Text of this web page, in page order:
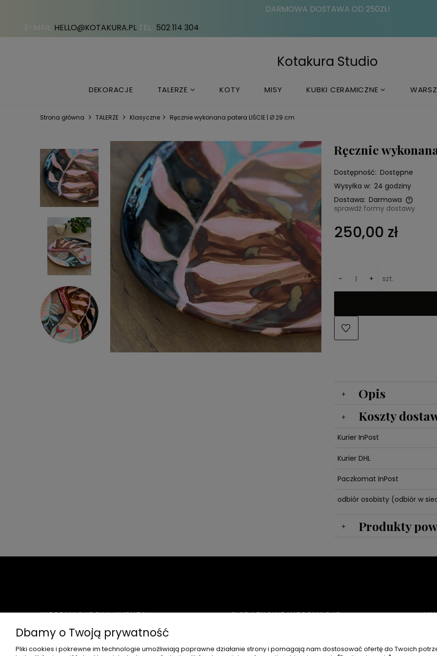
DARMOWA DOSTAWA OD 250ZŁ!
E-MAIL: HELLO@KOTAKURA.PL TEL.: 502 114 304
Kotakura Studio
DEKORACJE TALERZE KOTY MISY KUBKI CERAMICZNE
Strona główna TALERZE Klasyczne Ręcznie wykonana patera LIŚCIE | Ø 29 cm
Ręcznie
Dostępność: Dostępne
Wysyłka w: 24 godziny
Dostawa: Darmowa
Cena nie zawiera ewentualnych
kosztów płatności
sprawdź formy dostawy
250,00 zł
- + szt.
Opis
Koszty
Kurier InPost
Kurier DHL
Paczkomat InPost
odbiór osobisty(odbiór w
Produkty
INFORMACJE DLA KLIENTA
CZAS I KOSZTY DOSTAWY
DOSTĘPNE FORMY PŁATNOŚCI
DODATKOWE INFORMACJE
REGULAMINY
Dbamy o Twoją prywatność
Pliki cookies i pokrewne im technologie umożliwiają poprawne działanie strony i pomagają nam dostosować ofertę do Twoich